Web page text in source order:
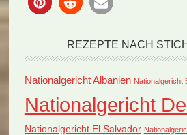
REZEPTE NACH
Nationalgericht Albanien Nationalgericht
Nationalgericht
Nationalgericht El Salvador